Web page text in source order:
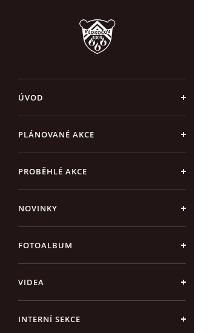
ÚVOD
PLÁNOVANÉ AKCE
PROBĚHLÉ AKCE
NOVINKY
FOTOALBUM
VIDEA
INTERNÍ SEKCE